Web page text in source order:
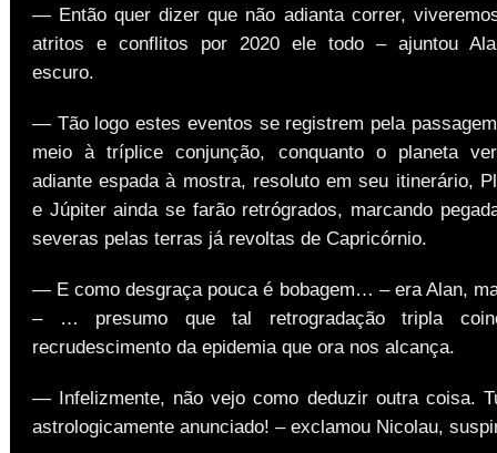
— Então quer dizer que não adianta correr,
atritos e conflitos por 2020 ele todo – ajuntou
escuro.
— Tão logo estes eventos se registrem pela
meio à tríplice conjunção, conquanto o planeta
adiante espada à mostra, resoluto em seu itinerário,
e Júpiter ainda se farão retrógrados, marcando
severas pelas terras já revoltas de Capricórnio.
— E como desgraça pouca é bobagem… – era Alan,
– … presumo que tal retrogradação tripla
recrudescimento da epidemia que ora nos alcança.
— Infelizmente, não vejo como deduzir outra coisa.
astrologicamente anunciado! – exclamou Nicolau,